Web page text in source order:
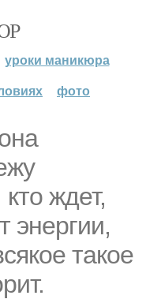
уроки маникюра
фото
ждет,
энергии,
такое